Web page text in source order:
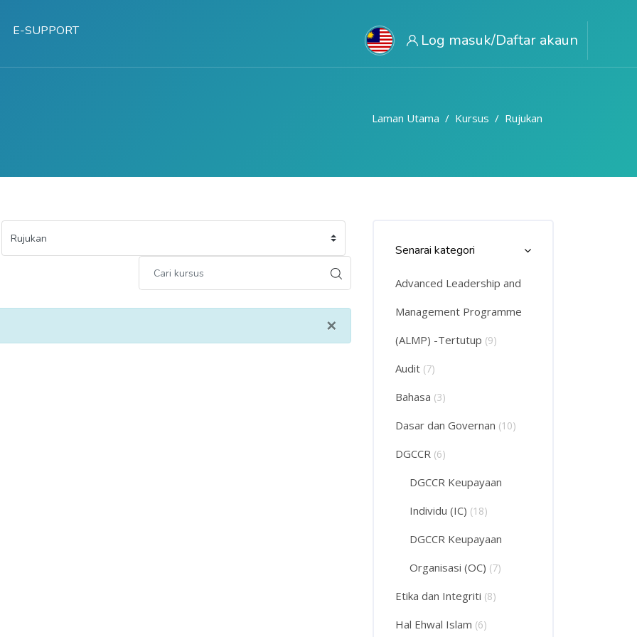
E-SUPPORT Log masuk/Daftar akaun
Laman Utama Kursus Rujukan
×
Senarai kategori
Advanced Leadership and
Management Programme
(ALMP) -Tertutup (9)
Audit (7)
Bahasa (3)
Dasar dan Governan (10)
DGCCR (6)
DGCCR Keupayaan
Individu (IC) (18)
DGCCR Keupayaan
Organisasi (OC) (7)
Etika dan Integriti (8)
Hal Ehwal Islam (6)